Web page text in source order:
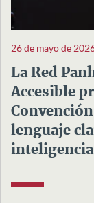
26 de mayo de
La Red
Accesible
lenguaje